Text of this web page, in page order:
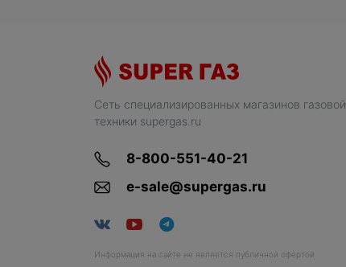
Сеть специализированных магазинов газовой
техники supergas.ru
8-800-551-40-21
e-sale@supergas.ru
Информация на сайте не является публичной офертой